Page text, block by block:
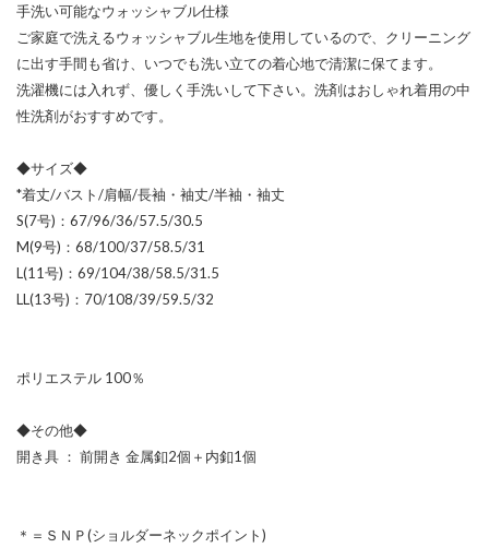
手洗い可能なウォッシャブル仕様
ご家庭で洗えるウォッシャブル生地を使用しているので、クリーニング
に出す手間も省け、いつでも洗い立ての着心地で清潔に保てます。
洗濯機には入れず、優しく手洗いして下さい。洗剤はおしゃれ着用の中
性洗剤がおすすめです。
◆サイズ◆
*着丈/バスト/肩幅/長袖・袖丈/半袖・袖丈
S(7号)：67/96/36/57.5/30.5
M(9号)：68/100/37/58.5/31
L(11号)：69/104/38/58.5/31.5
LL(13号)：70/108/39/59.5/32
ポリエステル 100％
◆その他◆
開き具 ： 前開き 金属釦2個＋内釦1個
＊＝ＳＮＰ(ショルダーネックポイント)